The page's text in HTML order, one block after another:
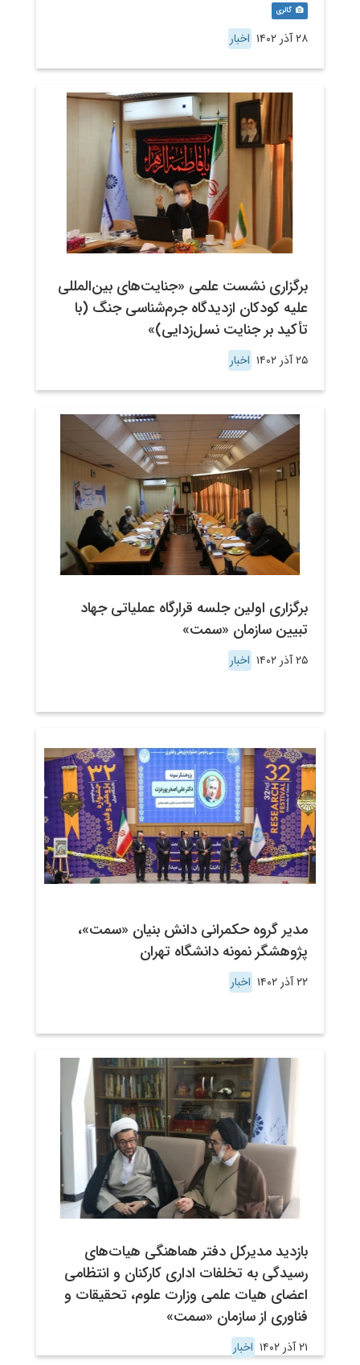
گالری
۲۸ آذر ۱۴۰۲ اخبار
برگزاری نشست علمی «جنایت‌های بین‌المللی
علیه کودکان ازدیدگاه جرم‌شناسی جنگ (با
تأکید بر جنایت نسل‌زدایی)»
۲۵ آذر ۱۴۰۲ اخبار
برگزاری اولین جلسه قرارگاه عملیاتی جهاد
تبیین سازمان «سمت»
۲۵ آذر ۱۴۰۲ اخبار
مدیر گروه حکمرانی دانش بنیان «سمت»،
پژوهشگر نمونه دانشگاه تهران
۲۲ آذر ۱۴۰۲ اخبار
بازدید مدیرکل دفتر هماهنگی هیات‌های
رسیدگی به تخلفات اداری کارکنان و انتظامی
اعضای هیات علمی وزارت علوم، تحقیقات و
فناوری از سازمان «سمت»
۲۱ آذر ۱۴۰۲ اخبار